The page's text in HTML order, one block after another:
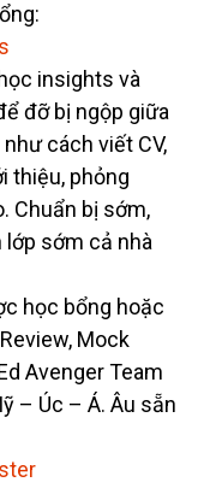
insights và
đỡ bị ngộp giữa
cách viết CV,
thiệu, phỏng
Chuẩn bị sớm,
sớm cả nhà
học bổng hoặc
Mock
Avenger Team
– Úc – Á. Âu sẵn